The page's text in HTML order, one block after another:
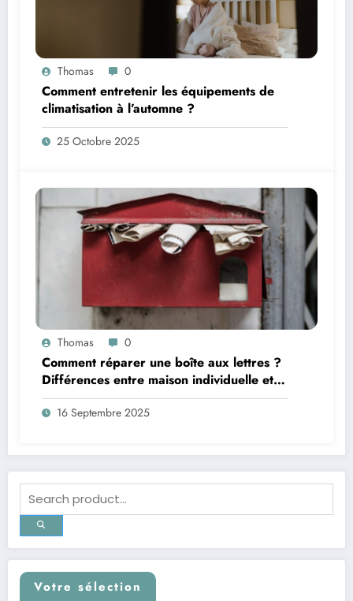
Thomas 0
Comment entretenir les équipements de
climatisation à l’automne ?
25 Octobre 2025
Thomas 0
Comment réparer une boîte aux lettres ?
Différences entre maison individuelle et
copropriété
16 Septembre 2025
Votre sélection